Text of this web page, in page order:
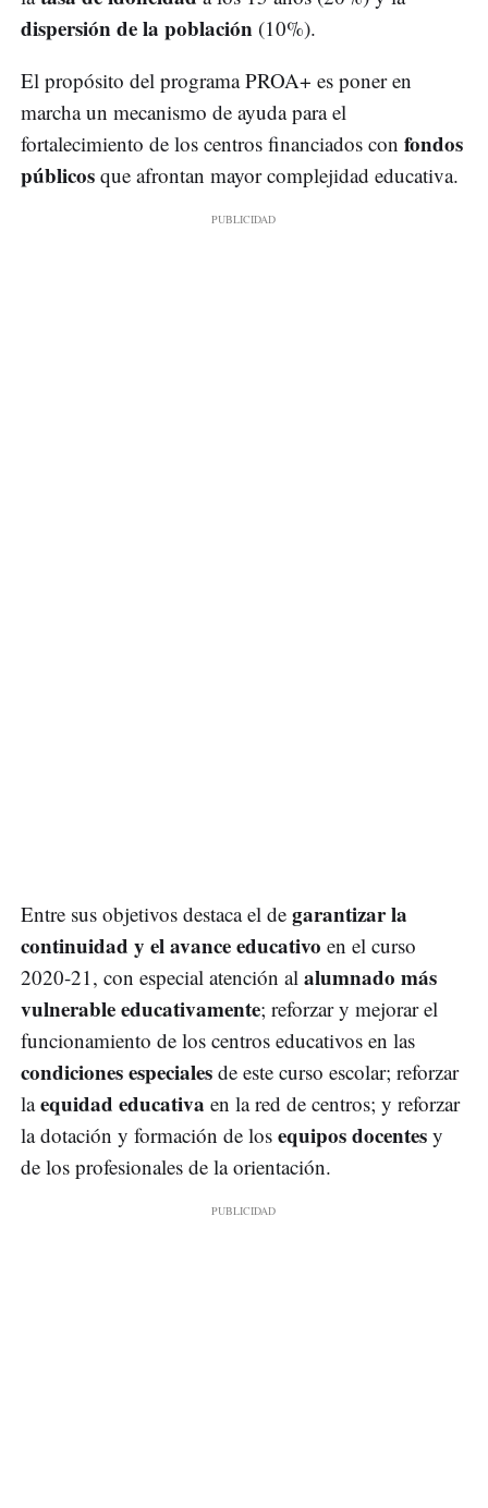
dispersión de la población (10%).
El propósito del programa PROA+ es poner en
marcha un mecanismo de ayuda para el
fortalecimiento de los centros financiados con fondos
públicos que afrontan mayor complejidad educativa.
Entre sus objetivos destaca el de garantizar la
continuidad y el avance educativo en el curso
2020-21, con especial atención al alumnado más
vulnerable educativamente; reforzar y mejorar el
funcionamiento de los centros educativos en las
condiciones especiales de este curso escolar; reforzar
laequidad educativa en la red de centros; y reforzar
la dotación y formación de los equipos docentes y
de los profesionales de la orientación.